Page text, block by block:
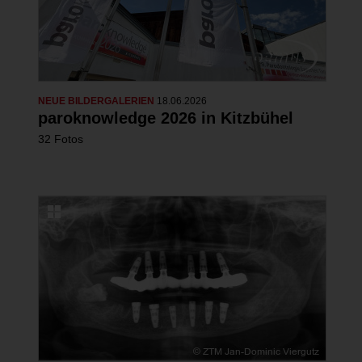
NEUE BILDERGALERIEN 18.06.2026
paroknowledge 2026 in Kitzbühel
32 Fotos